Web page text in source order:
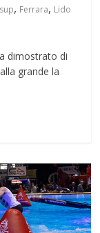
, Ferrara, Lido
dimostrato di
grande la